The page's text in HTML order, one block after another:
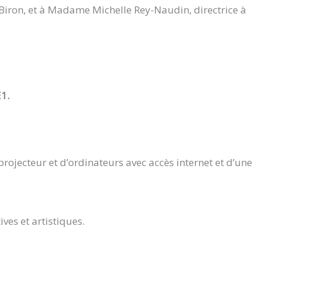
et à Madame Michelle Rey-Naudin, directrice à
et d’ordinateurs avec accès internet et d’une
et artistiques.